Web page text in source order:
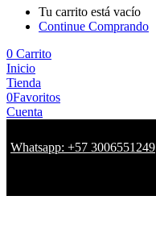
Tu carrito está vacío
Continue Comprando
0 Carrito
Inicio
Tienda
0Favoritos
Cuenta
Whatsapp: +57 3006551249